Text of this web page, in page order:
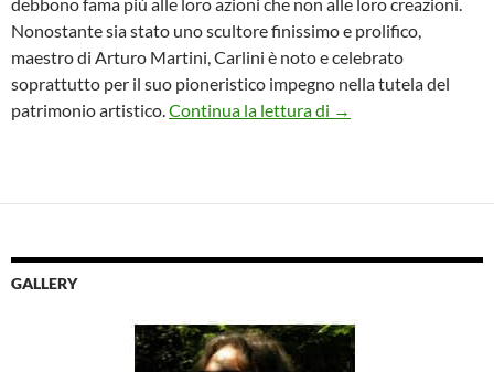
Nonostante sia stato uno scultore finissimo e prolifico,
maestro di Arturo Martini, Carlini è noto e celebrato
soprattutto per il suo pioneristico impegno nella tutela del
patrimonio artistico. Continua la lettura di Antonio Carlini, il
→
GALLERY